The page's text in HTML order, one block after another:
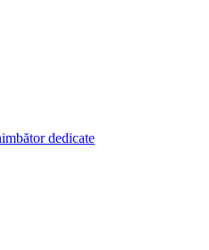
dedicate